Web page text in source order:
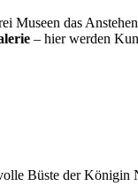
Museen das
– hier werden
Büste der Königin